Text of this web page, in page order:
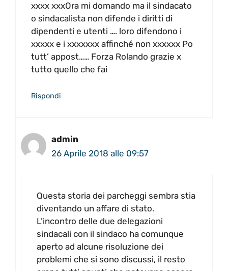
xxxx xxxOra mi domando ma il sindacato
o sindacalista non difende i diritti di
dipendenti e utenti …. loro difendono i
xxxxx e i xxxxxxx affinché non xxxxxx Po
tutt’ appost…… Forza Rolando grazie x
tutto quello che fai
Rispondi
admin
26 Aprile 2018 alle 09:57
Questa storia dei parcheggi sembra stia
diventando un affare di stato.
L’incontro delle due delegazioni
sindacali con il sindaco ha comunque
aperto ad alcune risoluzione dei
problemi che si sono discussi, il resto